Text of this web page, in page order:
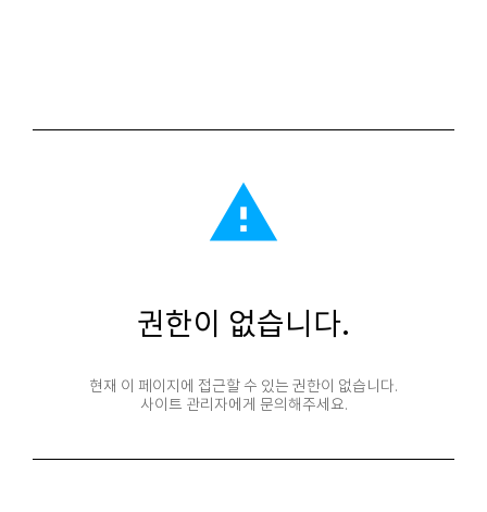
report_problem
권한이 없습니다.
현재 이 페이지에 접근할 수 있는 권한이 없습니다.
사이트 관리자에게 문의해주세요.